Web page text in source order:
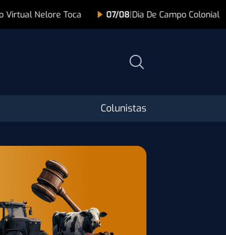
De Campo Colonial 07/08|Leilão As Origens
Colunistas